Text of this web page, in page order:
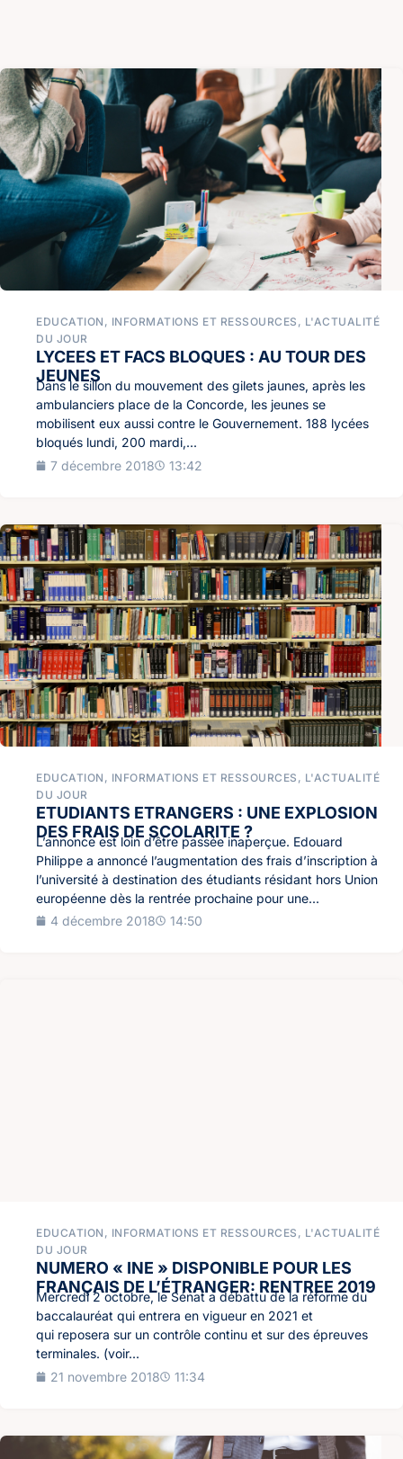
EDUCATION , INFORMATIONS ET RESSOURCES , L'ACTUALITÉ
DU JOUR
LYCEES ET FACS BLOQUES : AU TOUR DES
JEUNES
Dans le sillon du mouvement des gilets jaunes, après les
ambulanciers place de la Concorde, les jeunes se
mobilisent eux aussi contre le Gouvernement. 188 lycées
bloqués lundi, 200 mardi,...
7 décembre 2018
13:42
EDUCATION , INFORMATIONS ET RESSOURCES , L'ACTUALITÉ
DU JOUR
ETUDIANTS ETRANGERS : UNE EXPLOSION
DES FRAIS DE SCOLARITE ?
L’annonce est loin d’être passée inaperçue. Edouard
Philippe a annoncé l’augmentation des frais d’inscription à
l’université à destination des étudiants résidant hors Union
européenne dès la rentrée prochaine pour une...
4 décembre 2018
14:50
EDUCATION , INFORMATIONS ET RESSOURCES , L'ACTUALITÉ
DU JOUR
NUMERO « INE » DISPONIBLE POUR LES
FRANÇAIS DE L’ÉTRANGER: RENTREE 2019
Mercredi 2 octobre, le Sénat a débattu de la réforme du
baccalauréat qui entrera en vigueur en 2021 et
qui reposera sur un contrôle continu et sur des épreuves
terminales. (voir...
21 novembre 2018
11:34